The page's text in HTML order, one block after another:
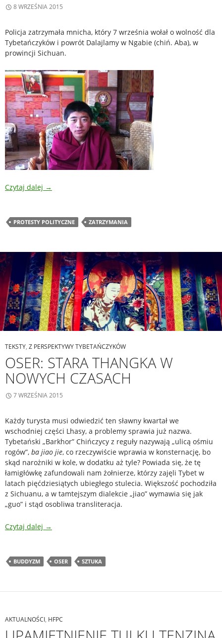
8 WRZEŚNIA 2015
Policja zatrzymała mnicha, który 7 września wołał o wolność dla
Tybetańczyków i powrót Dalajlamy w Ngabie (chiń. Aba), w
prowincji Sichuan.
Czytaj dalej →
PROTESTY POLITYCZNE ZATRZYMANIA
TEKSTY, Z PERSPEKTYWY TYBETAŃCZYKÓW
OSER: STARA THANGKA W
NOWYCH CZASACH
7 WRZEŚNIA 2015
Każdy turysta musi odwiedzić ten sławny kwartał we
wschodniej części Lhasy, a problemy sprawia już nazwa.
Tybetański „Barkhor” Chińczycy z reguły nazywają „ulicą ośmiu
rogów”, ba jiao jie, co rzeczywiście wprawia w konsternację, bo
skąd narożniki w kole, w dodatku aż tyle? Powiada się, że tę
łamigłówkę zafundowali nam żołnierze, którzy zajęli Tybet w
latach pięćdziesiątych ubiegłego stulecia. Większość pochodziła
z Sichuanu, a w tamtejszym dialekcie „jiao” wymawia się jak
„guo” i stąd osobliwa transliteracja.
Czytaj dalej →
BUDDYZM OSER SZTUKA
AKTUALNOŚCI, HFPC